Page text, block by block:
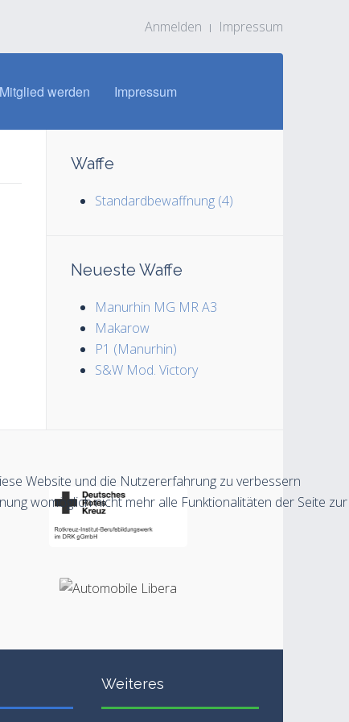
Anmelden Impressum
Mitglied werden Impressum
Waffe
Standardbewaffnung (4)
Neueste Waffe
Manurhin MG MR A3
Makarow
P1 (Manurhin)
S&W Mod. Victory
Weiteres
Website und die Nutzererfahrung zu verbessern
womöglich nicht mehr alle Funktionalitäten der Seite zur